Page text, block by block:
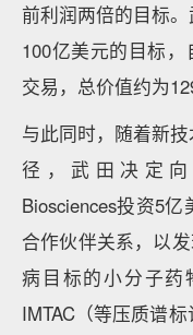
前利润两倍的目标
100亿美元的目标
交易，总价值约为
与此同时，随着新
径，武田决定向
Biosciences投资5
合作伙伴关系，以
病目标的小分子药
IMTAC（等压质谱